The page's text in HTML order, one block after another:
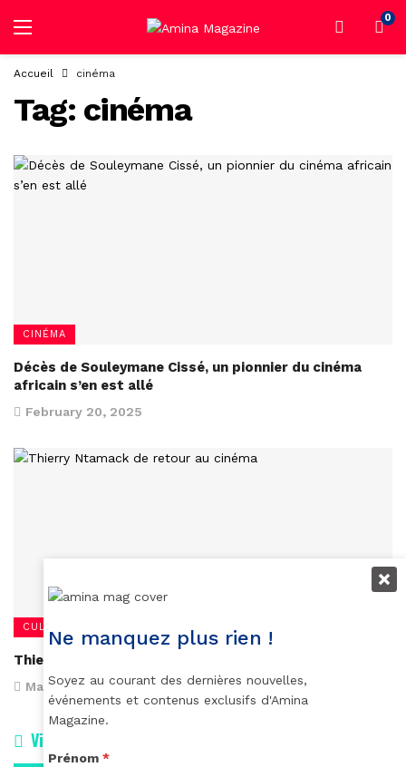
0
Accueil cinéma
Tag: cinéma
CINÉMA
Décès de Souleymane Cissé, un pionnier du cinéma
africain s’en est allé
February 20, 2025
CULTURE
Thierry Ntamack de retour au cinéma
March 27, 2023
Vidéos
Ne manquez plus rien !
Soyez au courant des dernières nouvelles,
événements et contenus exclusifs d'Amina
Magazine.
Prénom *